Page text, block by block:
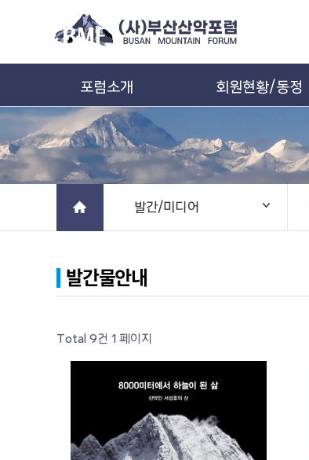
포럼소개 회원현황/동정
발간/미디어
발간물안내
Total 9건 1 페이지